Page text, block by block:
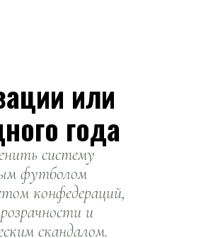
или
года
систему
футболом
конфедераций,
и
скандалом.